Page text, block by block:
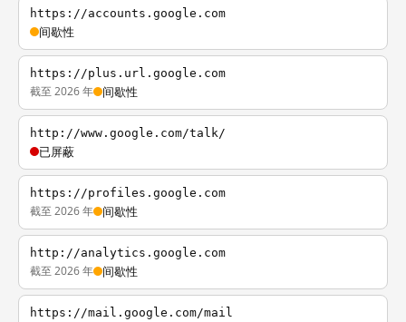
https://accounts.google.com
间歇性
https://plus.url.google.com
截至 2026 年 间歇性
http://www.google.com/talk/
已屏蔽
https://profiles.google.com
截至 2026 年 间歇性
http://analytics.google.com
截至 2026 年 间歇性
https://mail.google.com/mail